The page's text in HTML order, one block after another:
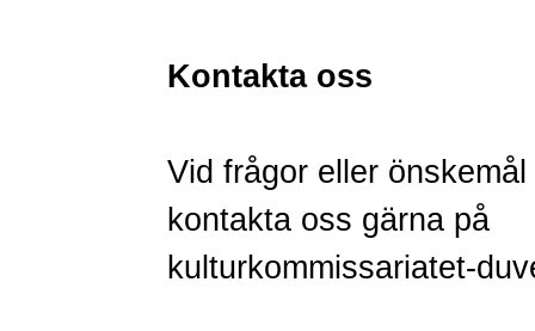
Kontakta oss
Vid frågor eller
kontakta oss gärna på
kulturkommissariatet-